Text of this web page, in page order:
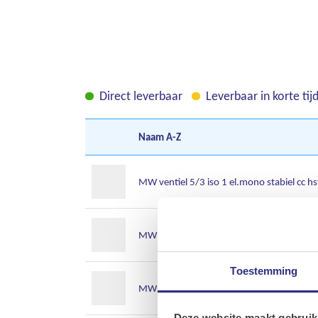
Toestemming
Direct leverbaar Leverbaar in korte tijd
NaamA-Z
MW ventiel 5/3 iso 1 el.mono stabiel cc
MW ventiel 5/3 iso 1 el.mono stabiel cc
MW ventiel 5/3 iso 1 el.mono stabiel oc